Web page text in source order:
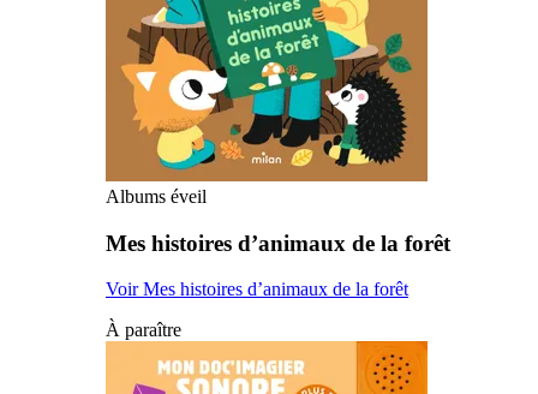
Albums éveil
Mes histoires d’animaux de la forêt
Voir Mes histoires d’animaux de la forêt
À paraître